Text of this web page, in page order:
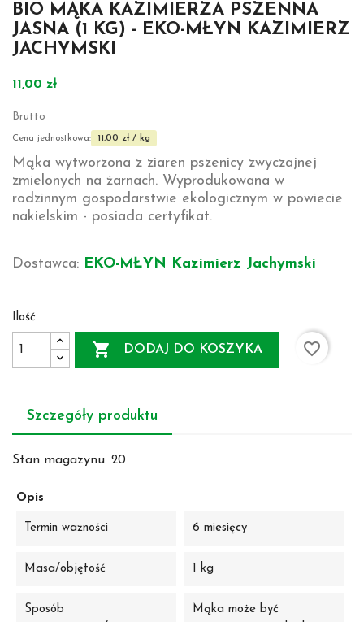
BIO MĄKA KAZIMIERZA PSZENNA
JASNA (1 KG) - EKO-MŁYN KAZIMIERZ
JACHYMSKI
11,00 zł
Brutto
Cena jednostkowa: 11,00 zł / kg
Mąka wytworzona z ziaren pszenicy zwyczajnej
zmielonych na żarnach. Wyprodukowana w
rodzinnym gospodarstwie ekologicznym w powiecie
nakielskim - posiada certyfikat.
Dostawca: EKO-MŁYN Kazimierz Jachymski
Ilość
 DODAJ DO KOSZYKA favorite_border
Szczegóły produktu
Stan magazynu: 20
Opis
Termin ważności 6 miesięcy
Masa/objętość 1 kg
Sposób
Mąka może być